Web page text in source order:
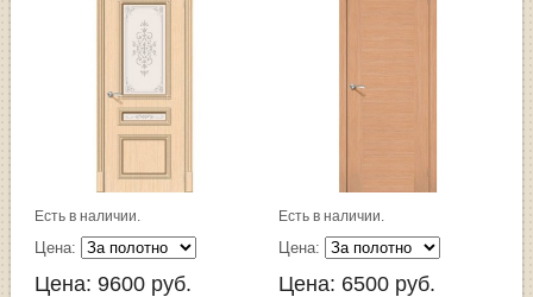
Есть в наличии.
Цена:
Цена:9600 руб.
Есть в наличии.
Цена:
Цена: 6500 руб.